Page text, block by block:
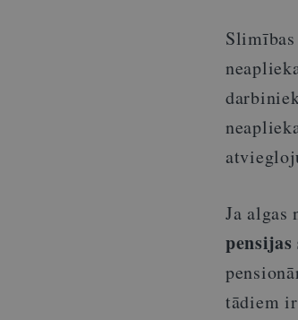
Ja algas
pensijas
tādiem